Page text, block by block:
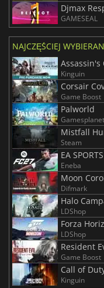
Djmax
GAMESEAL
NAJCZĘŚCIEJ
Assassin's
Kinguin
Corsair
Game Boost
Palworld
Mistfall
Steam
EA
Eneba
Moon
Difmark
Halo
LDShop
Forza
LDShop
Resident
Game Boost
Call of
Kinguin